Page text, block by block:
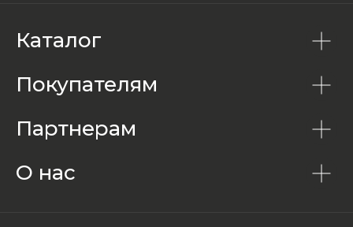
Каталог
Покупателям
Партнерам
О нас